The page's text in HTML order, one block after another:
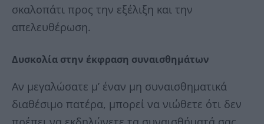
σκαλοπάτι προς την εξέλιξη και την
απελευθέρωση.
Δυσκολία στην έκφραση συναισθημάτων
Αν μεγαλώσατε μ’ έναν μη συναισθηματικά
διαθέσιμο πατέρα, μπορεί να νιώθετε ότι δεν